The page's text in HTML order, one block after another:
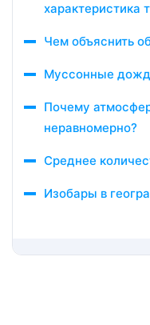
характеристика
Чем объяснить
Муссонные
Почему
неравномерно?
Среднее
Изобары в